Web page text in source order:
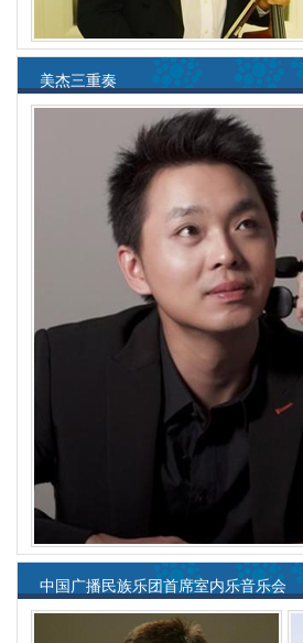
美杰三重奏
中国广播民族乐团首席室内乐音乐会